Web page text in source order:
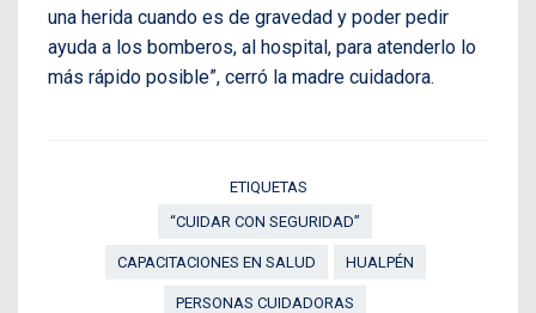
una herida cuando es de gravedad y poder pedir
ayuda a los bomberos, al hospital, para atenderlo lo
más rápido posible”, cerró la madre cuidadora.
ETIQUETAS
“CUIDAR CON SEGURIDAD”
CAPACITACIONES EN SALUD HUALPÉN
PERSONAS CUIDADORAS